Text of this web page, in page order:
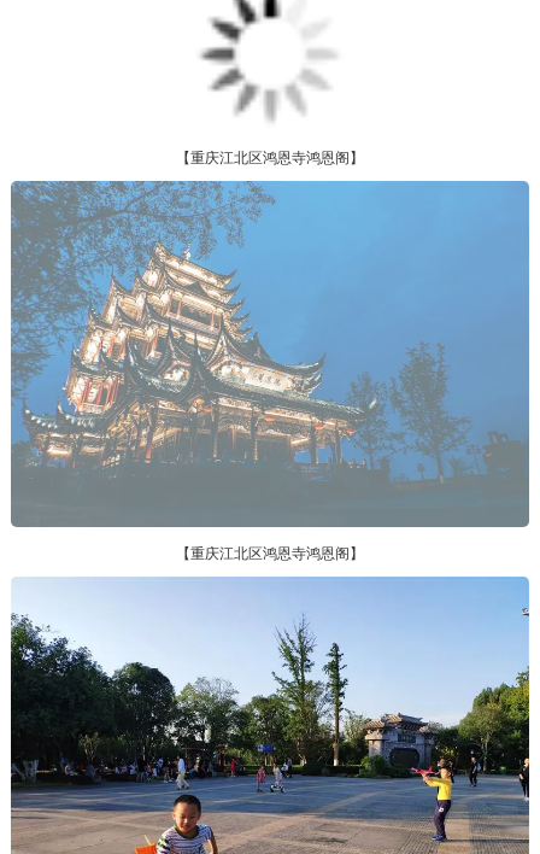
【重庆江北区鸿恩寺鸿恩阁】
【重庆鸿恩寺公园】